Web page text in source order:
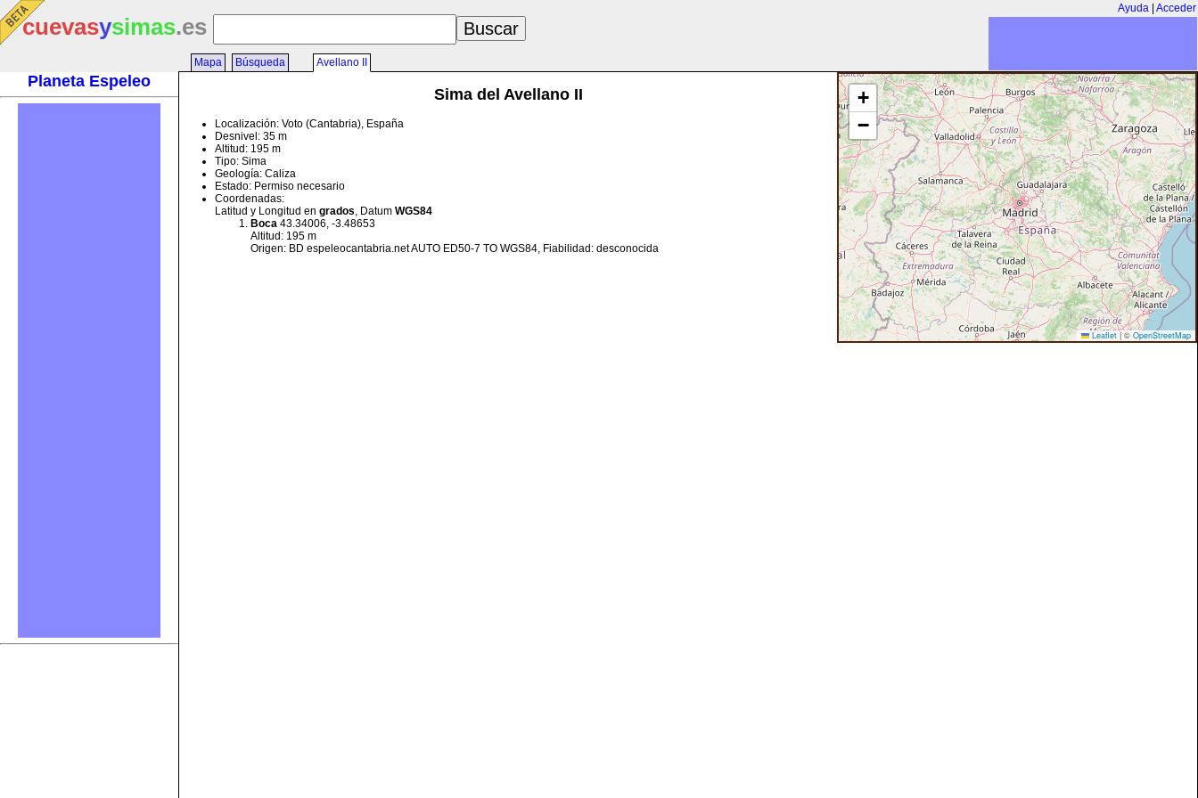
Ayuda Acceder
cuevasysimas.es
Planeta Espeleo
Mapa Búsqueda Avellano II
+
−
Leaflet | © OpenStreetMap
Sima del Avellano II
Localización: Voto (Cantabria), España
Desnivel: 35 m
Altitud: 195 m
Tipo: Sima
Geología: Caliza
Estado: Permiso necesario
Coordenadas:
Latitud y Longitud en grados, Datum WGS84
Boca 43.34006, -3.48653
Altitud: 195 m
Origen: BD espeleocantabria.net AUTO ED50-7 TO WGS84, Fiabilidad: desconocida